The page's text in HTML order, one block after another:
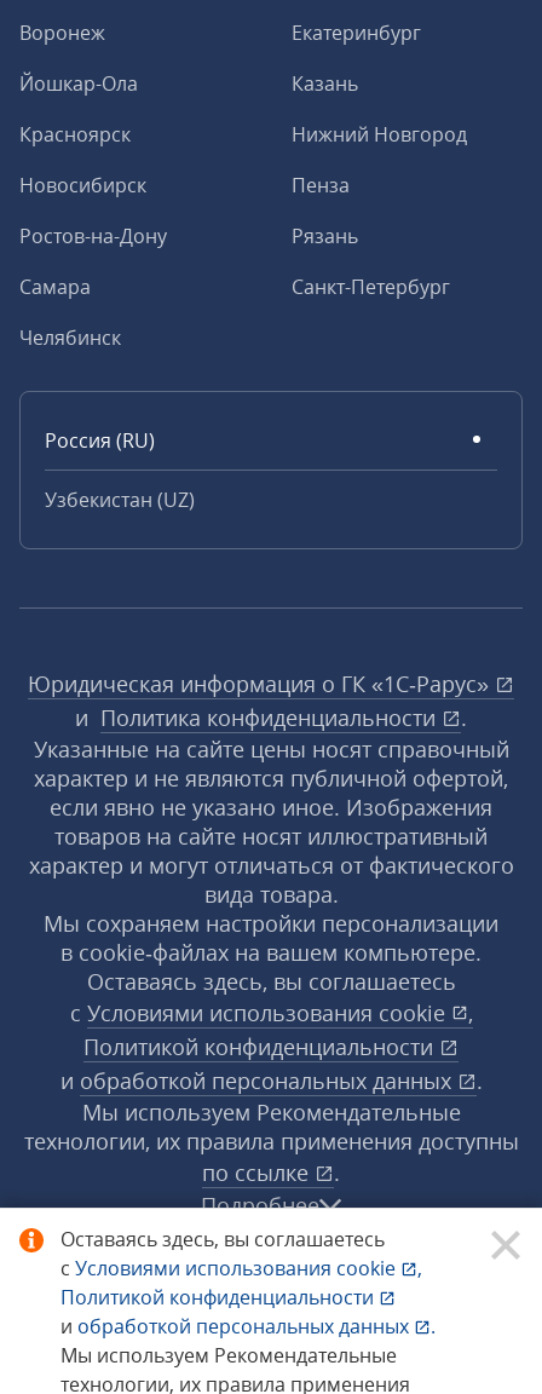
Оставаясь здесь, вы соглашаетесь
с Условиями использования cookie
,
Политикой конфиденциальности
и обработкой персональных данных
.
Мы используем Рекомендательные
технологии, их правила применения
Воронеж
Екатеринбург
Йошкар-Ола
Казань
Красноярск
Нижний Новгород
Новосибирск
Пенза
Ростов-на-Дону
Рязань
Самара
Санкт-Петербург
Челябинск
Россия (RU)
Узбекистан (UZ)
Юридическая информация о ГК «1С‑Рарус»
и Политика конфиденциальности
.
Указанные на сайте цены носят справочный
характер и не являются публичной офертой,
если явно не указано иное. Изображения
товаров на сайте носят иллюстративный
характер и могут отличаться от фактического
вида товара.
Мы сохраняем настройки персонализации
в cookie‑файлах на вашем компьютере.
Оставаясь здесь, вы соглашаетесь
с Условиями использования cookie
,
Политикой конфиденциальности
и обработкой персональных данных
.
Мы используем Рекомендательные
технологии, их правила применения доступны
по ссылке
.
Подробнее
© 1998−2026 «1С‑Рарус» ®. Все права
защищены.